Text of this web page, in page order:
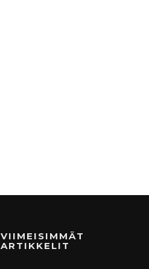
VIIMEISIMMÄT
ARTIKKELIT